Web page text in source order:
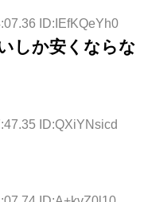
ID:IEfKQeYh0
しか安くならな
ID:QXiYNsicd